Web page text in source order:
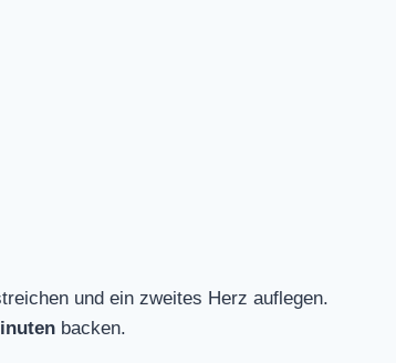
und ein zweites Herz auflegen.
backen.